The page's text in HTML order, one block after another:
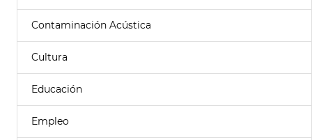
Contaminación Acústica
Cultura
Educación
Empleo